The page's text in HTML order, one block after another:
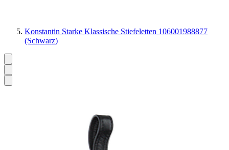
Konstantin Starke Klassische Stiefeletten 106001988877
(Schwarz)